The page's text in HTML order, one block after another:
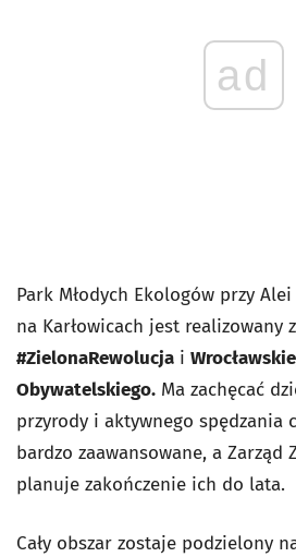
ad
Park Młodych Ekologów przy Alei
na Karłowicach jest realizowany
#ZielonaRewolucja i
Obywatelskiego. Ma zachęcać
przyrody i aktywnego spędzania
bardzo zaawansowane, a Zarząd
planuje zakończenie ich do lata.
Cały obszar zostaje podzielony